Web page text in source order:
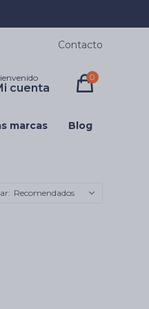
marcas Blog
0
Contacto
Recomendados